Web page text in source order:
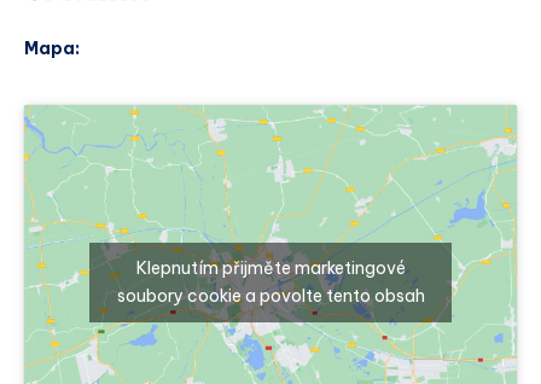
Mapa:
Klepnutím přijměte marketingové
soubory cookie a povolte tento obsah